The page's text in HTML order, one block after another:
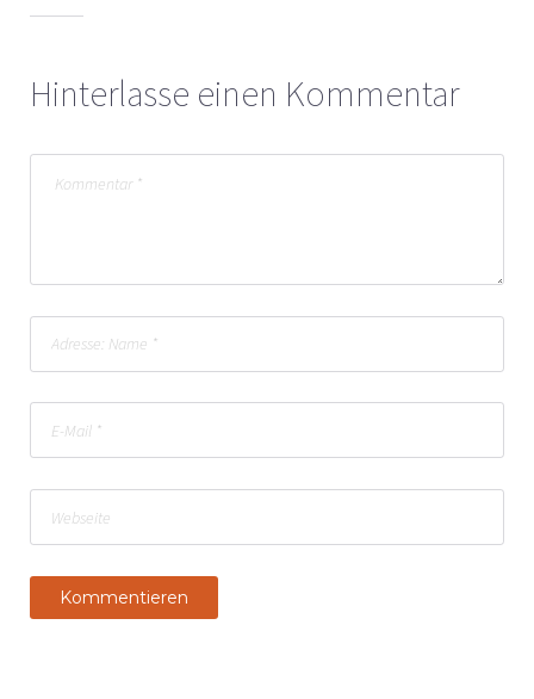
Hinterlasse einen Kommentar